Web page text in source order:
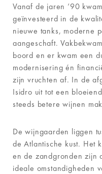
Vanaf de jaren ’90
geïnvesteerd in de
nieuwe tanks, moderne
aangeschaft.
boord en er kwam een
modernisering én
zijn vruchten af. In de
Isidro uit tot een
steeds betere wijnen
De wijngaarden liggen
de Atlantische kust. Het
en de zandgronden zijn
ideale omstandigheden